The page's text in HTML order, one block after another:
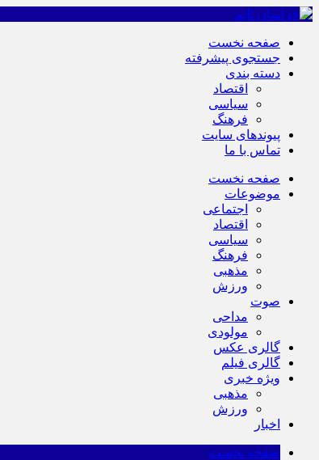
صفحه نخست
جستجوی پیشرفته
دسته بندی
اقتصاد
سیاسی
فرهنگ
پیوندهای سایت
تماس با ما
صفحه نخست
موضوعات
اجتماعی
اقتصاد
سیاسی
فرهنگ
مذهبی
ورزش
صوت
مداحی
مولودی
گالری عکس
گالری فیلم
ویژه خبری
مذهبی
ورزش
اخبار
صفحه نخست